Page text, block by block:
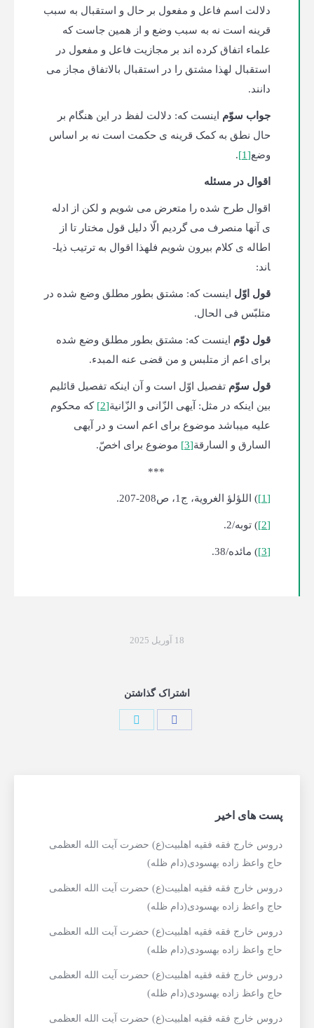
دلالت اسم فاعل و مفعول بر حال و استقبال به سبب
قرینه است نه به سبب وضع و از همین جاست که
علماء اتفاق کرده اند بر مجازیت فاعل و مفعول در
استقبال لهذا مشتق را در استقبال بالاتفاق مجاز می
دانند.
جواب سوّم اینست که: دلالت لفظ در این هنگام بر
حال نطق به کمک قرینه ی حکمت است نه بر اساس
وضع[1]
.
اقوال در مسئله
اقوال طرح شده را متعرض می شویم و لکن از ادله
ی آنها منصرف می گردیم الّا دلیل قول مختار تا از
اطاله ی کلام بیرون شویم فلهذا اقوال به ترتیب ذیل­
اند:
قول اوّل اینست که: مشتق بطور مطلق وضع شده در
متلبّس فی الحال.
قول دوّم اینست که: مشتق بطور مطلق وضع شده
برای اعم از متلبس و من قضی عنه المبدء.
قول سوّم تفصیل اوّل است و آن اینکه تفصیل قائلیم
بین اینکه در مثل: آیه­ی الزّانی و الزّانیة[2]
که محکوم
علیه می­باشد موضوع برای اعم است و در آیه­ی
السارق و السارقة[3] موضوع برای اخصّ.
***
[1] ) اللؤلؤ الغرویة، ج1، ص208-207.
[2] ) توبه/2.
[3] ) مائده/38.
18 آوریل 2025
اشتراک گذاشتن
پست های اخیر
دروس خارج فقه فقیه اهلبیت(ع) حضرت آیت الله العظمی
حاج واعظ زاده بهسودی(دام ظله)
دروس خارج فقه فقیه اهلبیت(ع) حضرت آیت الله العظمی
حاج واعظ زاده بهسودی(دام ظله)
دروس خارج فقه فقیه اهلبیت(ع) حضرت آیت الله العظمی
حاج واعظ زاده بهسودی(دام ظله)
دروس خارج فقه فقیه اهلبیت(ع) حضرت آیت الله العظمی
حاج واعظ زاده بهسودی(دام ظله)
دروس خارج فقه فقیه اهلبیت(ع) حضرت آیت الله العظمی